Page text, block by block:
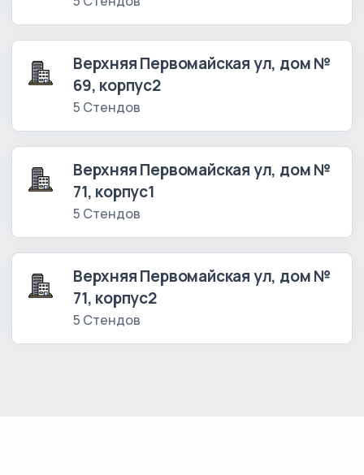
Верхняя Первомайская ул, дом №
69, корпус2
5 Стендов
Верхняя Первомайская ул, дом №
71, корпус1
5 Стендов
Верхняя Первомайская ул, дом №
71, корпус2
5 Стендов